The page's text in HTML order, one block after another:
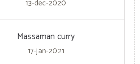
13-dec-2020
Massaman curry
17-jan-2021